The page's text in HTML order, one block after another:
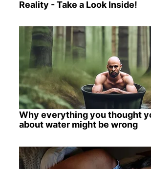
Reality - Take a Look Inside!
Why everything you thought
about water might be wrong